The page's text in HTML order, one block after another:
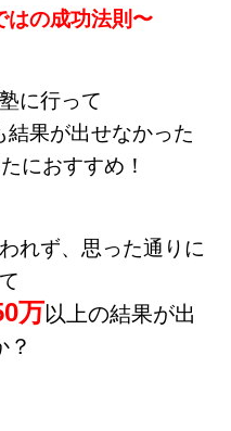
はの成功法則〜
に行って
果が出せなかった
におすすめ！
れず、思った通りに
万以上の結果が出
？